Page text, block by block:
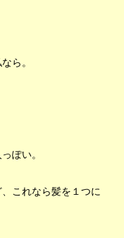
ら。
ぽい。
これなら髪を１つに